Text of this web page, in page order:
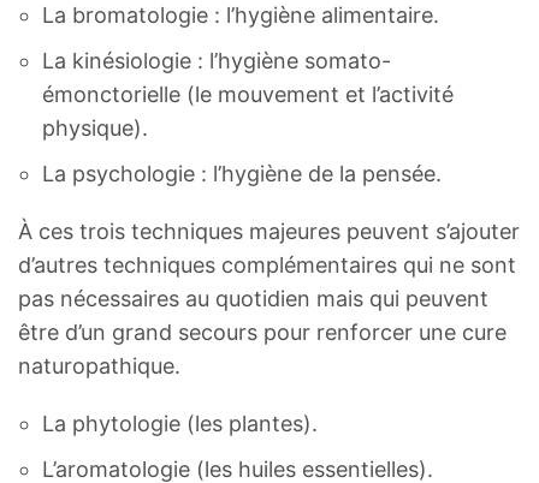
La bromatologie : l’hygiène alimentaire.
La kinésiologie : l’hygiène somato-
émonctorielle (le mouvement et l’activité
physique).
La psychologie : l’hygiène de la pensée.
À ces trois techniques majeures peuvent s’ajouter
d’autres techniques complémentaires qui ne sont
pas nécessaires au quotidien mais qui peuvent
être d’un grand secours pour renforcer une cure
naturopathique.
La phytologie (les plantes).
L’aromatologie (les huiles essentielles).